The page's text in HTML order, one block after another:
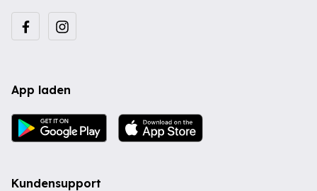
App laden
Kundensupport